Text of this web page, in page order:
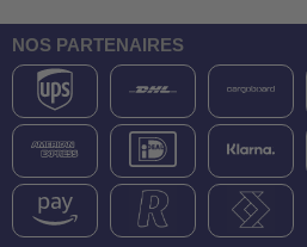
NOS PARTENAIRES